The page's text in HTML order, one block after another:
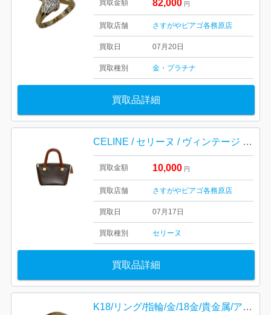
買取金額 82,000 円
買取店舗 さすがやピアゴ各務原店
買取日 07月20日
買取種別 金・プラチナ
買取品詳細
CELINE / セリーヌ / ヴィンテージ / ハンドバッグ / マカダム柄 / ブランド / バッグ
買取金額 10,000 円
買取店舗 さすがやピアゴ各務原店
買取日 07月17日
買取種別 セリーヌ
買取品詳細
K18/リング/指輪/金/18金/貴金属/アクセサリー